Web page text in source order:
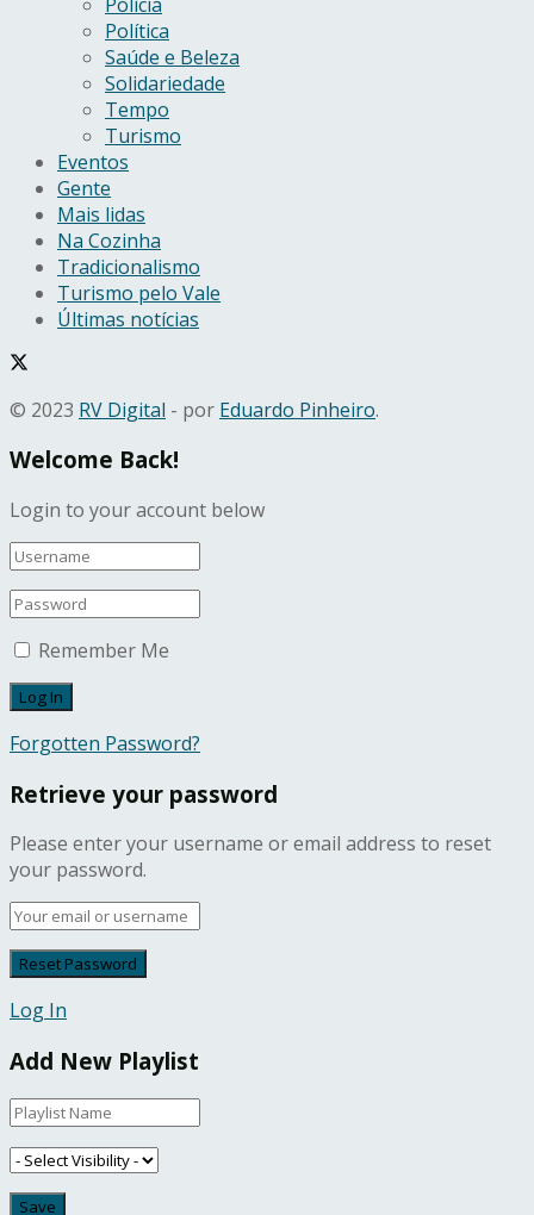
Política
Saúde e Beleza
Solidariedade
Tempo
Turismo
Eventos
Gente
Mais lidas
Na Cozinha
Tradicionalismo
Turismo pelo Vale
Últimas notícias
© 2023 RV Digital - por Eduardo Pinheiro.
Welcome Back!
Login to your account below
Remember Me
Forgotten Password?
Retrieve your password
Please enter your username or email address to reset
your password.
Log In
Add New Playlist